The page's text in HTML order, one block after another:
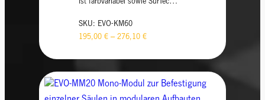
ist farbvariabel sowie SurTec…
SKU: EVO-KM60
195,00€ –276,10€